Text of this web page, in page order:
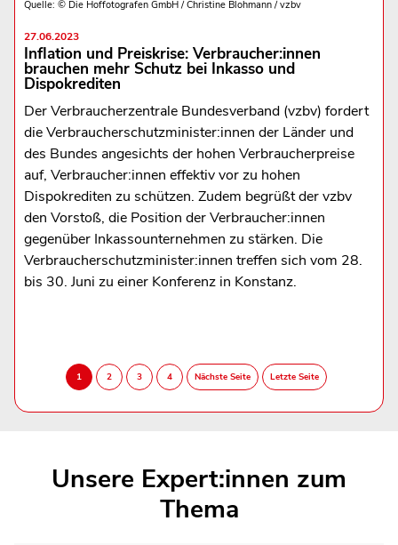
Quelle: © Die Hoffotografen GmbH / Christine Blohmann / vzbv
27.06.2023
Inflation und Preiskrise: Verbraucher:innen
brauchen mehr Schutz bei Inkasso und
Dispokrediten
Der Verbraucherzentrale Bundesverband (vzbv) fordert
die Verbraucherschutzminister:innen der Länder und
des Bundes angesichts der hohen Verbraucherpreise
auf, Verbraucher:innen effektiv vor zu hohen
Dispokrediten zu schützen. Zudem begrüßt der vzbv
den Vorstoß, die Position der Verbraucher:innen
gegenüber Inkassounternehmen zu stärken. Die
Verbraucherschutzminister:innen treffen sich vom 28.
bis 30. Juni zu einer Konferenz in Konstanz.
Unsere Expert:innen zum
Thema